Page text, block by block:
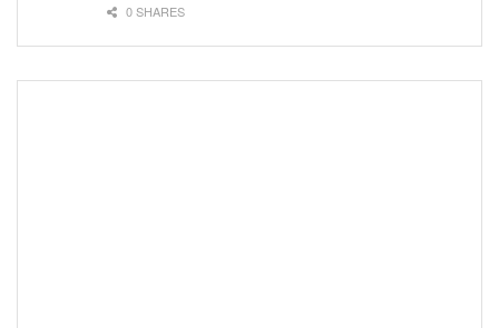
0 SHARES